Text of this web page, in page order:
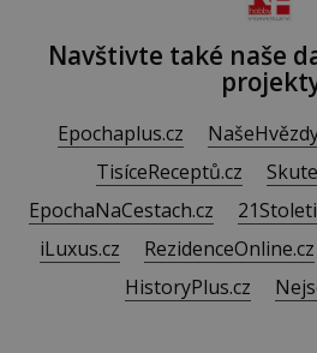
Navštivte také naše
Epochaplus.cz
TisíceReceptů.cz
EpochaNaCestach.cz
iLuxus.cz
RezidenceOnline.cz
HistoryPlus.cz